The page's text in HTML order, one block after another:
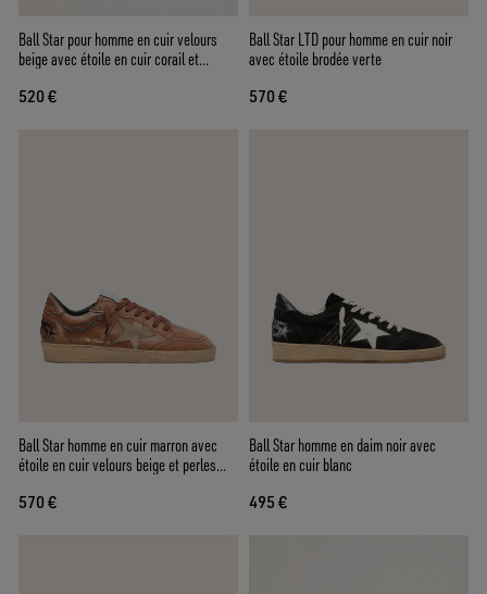
Ball Star pour homme en cuir velours
beige avec étoile en cuir corail et
520 €
Ball Star LTD pour homme en cuir noir
avec étoile brodée verte
570 €
Ball Star homme en cuir marron avec
étoile en cuir velours beige et perles
570 €
Ball Star homme en daim noir avec
étoile en cuir blanc
495 €